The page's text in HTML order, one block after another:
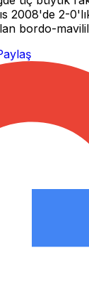
2008'de 2-
bordo-